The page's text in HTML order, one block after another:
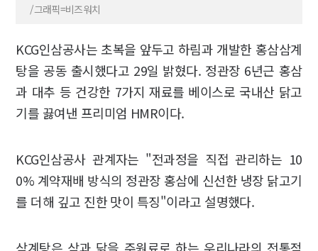
/그래픽=비즈워치
KCG인삼공사는 초복을 앞두고 하림과 개발한 홍삼삼계
탕을 공동 출시했다고 29일 밝혔다. 정관장 6년근 홍삼
과 대추 등 건강한 7가지 재료를 베이스로 국내산 닭고
기를 끓여낸 프리미엄 HMR이다.
KCG인삼공사 관계자는 "전과정을 직접 관리하는 10
0% 계약재배 방식의 정관장 홍삼에 신선한 냉장 닭고기
를 더해 깊고 진한 맛이 특징"이라고 설명했다.